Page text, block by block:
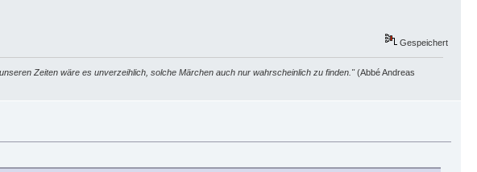
Gespeichert
Zeiten wäre es unverzeihlich, solche Märchen auch nur wahrscheinlich zu finden."(Abbé Andreas